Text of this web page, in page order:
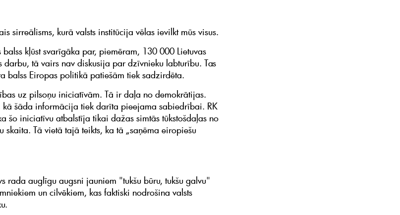
sirreālisms, kurā valsts institūcija vēlas ievilkt mūs visus.
kļūst svarīgāka par, piemēram, 130 000 Lietuvas
darbu, tā vairs nav diskusija par dzīvnieku labturību. Tas
balss Eiropas politikā patiešām tiek sadzirdēta.
uz pilsoņu iniciatīvām. Tā ir daļa no demokrātijas.
kā šāda informācija tiek darīta pieejama sabiedrībai. RK
šo iniciatīvu atbalstīja tikai dažas simtās tūkstošdaļas no
skaita. Tā vietā tajā teikts, ka tā „saņēma eiropiešu
rada auglīgu augsni jauniem "tukšu būru, tukšu galvu"
un cilvēkiem, kas faktiski nodrošina valsts